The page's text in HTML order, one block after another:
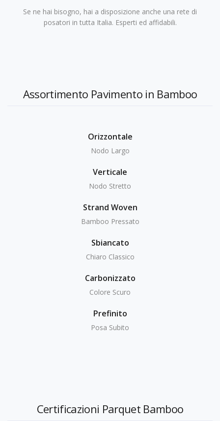
Se ne hai bisogno, hai a disposizione anche una rete di
posatori in tutta Italia. Esperti ed affidabili.
Assortimento Pavimento in Bamboo
Orizzontale
Nodo Largo
Verticale
Nodo Stretto
Strand Woven
Bamboo Pressato
Sbiancato
Chiaro Classico
Carbonizzato
Colore Scuro
Prefinito
Posa Subito
Certificazioni Parquet Bamboo